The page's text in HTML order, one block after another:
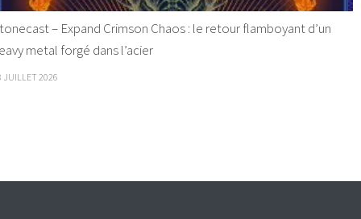
– Expand Crimson Chaos : le retour flamboyant d’un
metal forgé dans l’acier
JUILLET 2026